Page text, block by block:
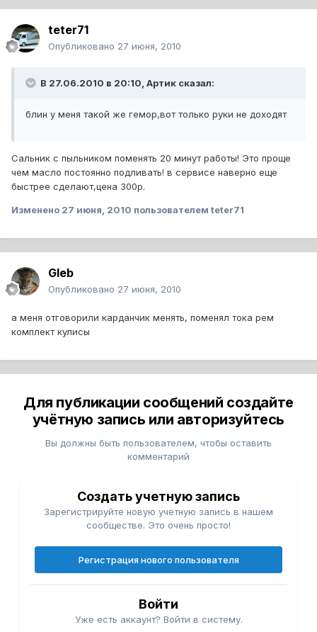
teter71
Опубликовано 27 июня, 2010
В 27.06.2010 в 20:10, Артик сказал:
блин у меня такой же гемор,вот только руки не доходят
Сальник с пыльником поменять 20 минут работы! Это проще
чем масло постоянно подливать! в сервисе наверно еще
быстрее сделают,цена 300р.
Изменено 27 июня, 2010 пользователем teter71
Gleb
Опубликовано 27 июня, 2010
а меня отговорили карданчик менять, поменял тока рем
комплект кулисы
Для публикации сообщений создайте
учётную запись или авторизуйтесь
Вы должны быть пользователем, чтобы оставить
комментарий
Создать учетную запись
Зарегистрируйте новую учётную запись в нашем
сообществе. Это очень просто!
Регистрация нового пользователя
Войти
Уже есть аккаунт? Войти в систему.